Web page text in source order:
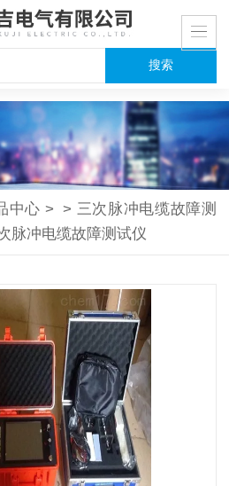
中心 > > 三次脉冲电缆故障测
脉冲电缆故障测试仪